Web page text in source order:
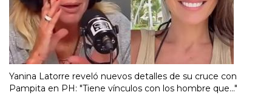
Yanina Latorre reveló nuevos detalles de su cruce con
Pampita en PH: "Tiene vínculos con los hombre que..."